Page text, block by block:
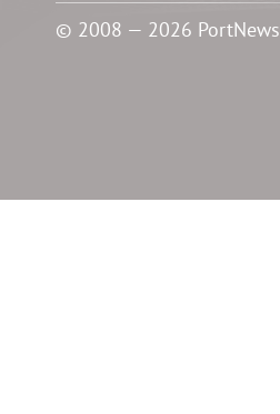
© 2008 — 2026 PortNews